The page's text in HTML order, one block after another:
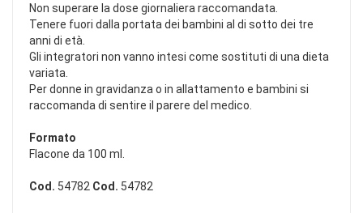
Non superare la dose giornaliera raccomandata.
Tenere fuori dalla portata dei bambini al di sotto dei tre
anni di età.
Gli integratori non vanno intesi come sostituti di una dieta
variata.
Per donne in gravidanza o in allattamento e bambini si
raccomanda di sentire il parere del medico.
Formato
Flacone da 100 ml.
Cod. 54782 Cod. 54782